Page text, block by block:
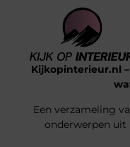
Kijkopinterieur.nl
Een verzameling
onderwerpen uit